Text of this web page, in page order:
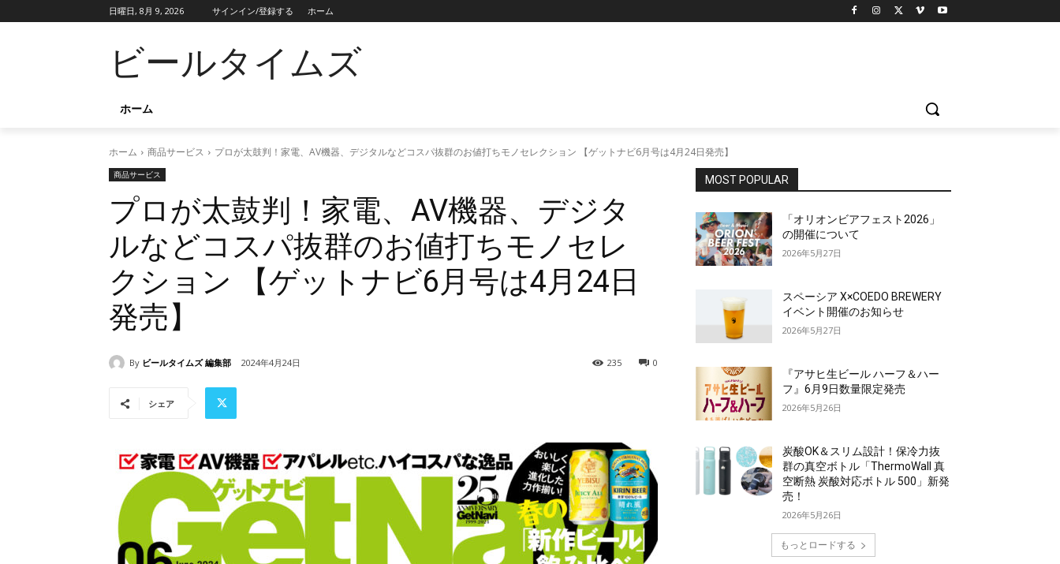
日曜日, 8月 9, 2026 サインイン/登録する ホーム
ビールタイムズ
ホーム
ホーム 商品サービス プロが太鼓判！家電、AV機器、デジタルなどコスパ抜群のお値打ちモノセレクション 【ゲットナビ6月号は4月24日発売】
商品サービス
プロが太鼓判！家電、AV機器、デジタ
ルなどコスパ抜群のお値打ちモノセレ
クション 【ゲットナビ6月号は4月24日
発売】
By ビールタイムズ 編集部 2024年4月24日 0
235
シェア
MOST POPULAR
「オリオンビアフェスト2026」
の開催について
2026年5月27日
スペーシア X×COEDO BREWERY
イベント開催のお知らせ
2026年5月27日
『アサヒ生ビール ハーフ＆ハー
フ』6月9日数量限定発売
2026年5月26日
炭酸OK＆スリム設計！保冷力抜
群の真空ボトル「ThermoWall 真
空断熱 炭酸対応ボトル 500」新発
売！
2026年5月26日
もっとロードする